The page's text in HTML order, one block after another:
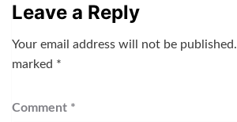
Leave a Reply
Your email address will not be published.
marked *
Comment *